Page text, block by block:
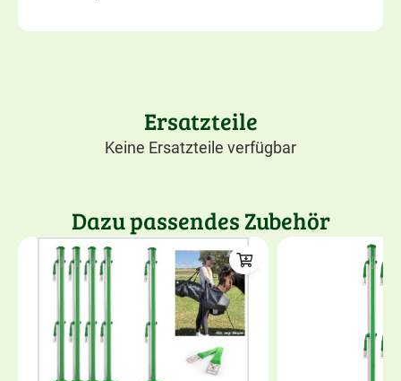
Ersatzteile
Keine Ersatzteile verfügbar
Dazu passendes Zubehör